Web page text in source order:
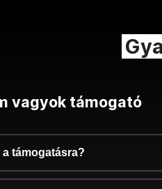
vagyok támogató
támogatásra?